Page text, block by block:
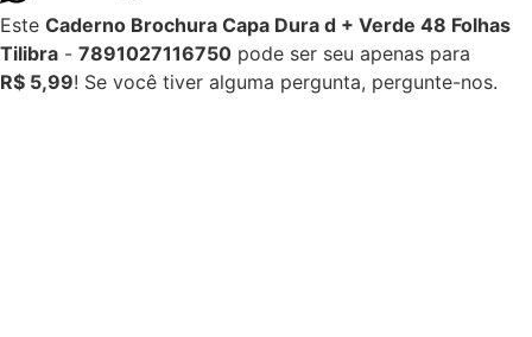
Este Caderno Brochura Capa Dura d + Verde 48 Folhas
Tilibra - 7891027116750 pode ser seu apenas para
R$ 5,99! Se você tiver alguma pergunta, pergunte-nos.